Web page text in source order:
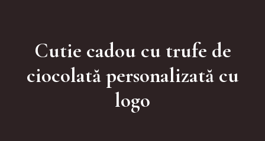
Cutie cadou cu trufe de
ciocolată personalizată cu
logo